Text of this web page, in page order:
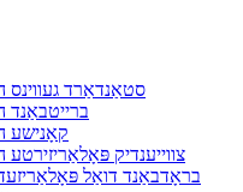
סטאַנדאַרד געווינס
ברייטבאַנד
קאָנישע
צווייענדיק
בראָדבאַנד דואַל